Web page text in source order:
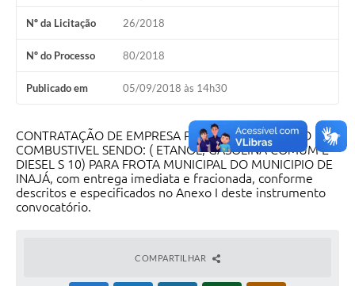
Nº da Licitação 26/2018
Nº do Processo 80/2018
Publicado em 05/09/2018 às 14h30
CONTRATAÇÃO DE EMPRESA PARA FORNECIMENTO DE
COMBUSTIVEL SENDO: ( ETANOL, GASOLINA COMUM E
DIESEL S 10) PARA FROTA MUNICIPAL DO MUNICIPIO DE
INAJÁ, com entrega imediata e fracionada, conforme
descritos e especificados no Anexo I deste instrumento
convocatório.
COMPARTILHAR